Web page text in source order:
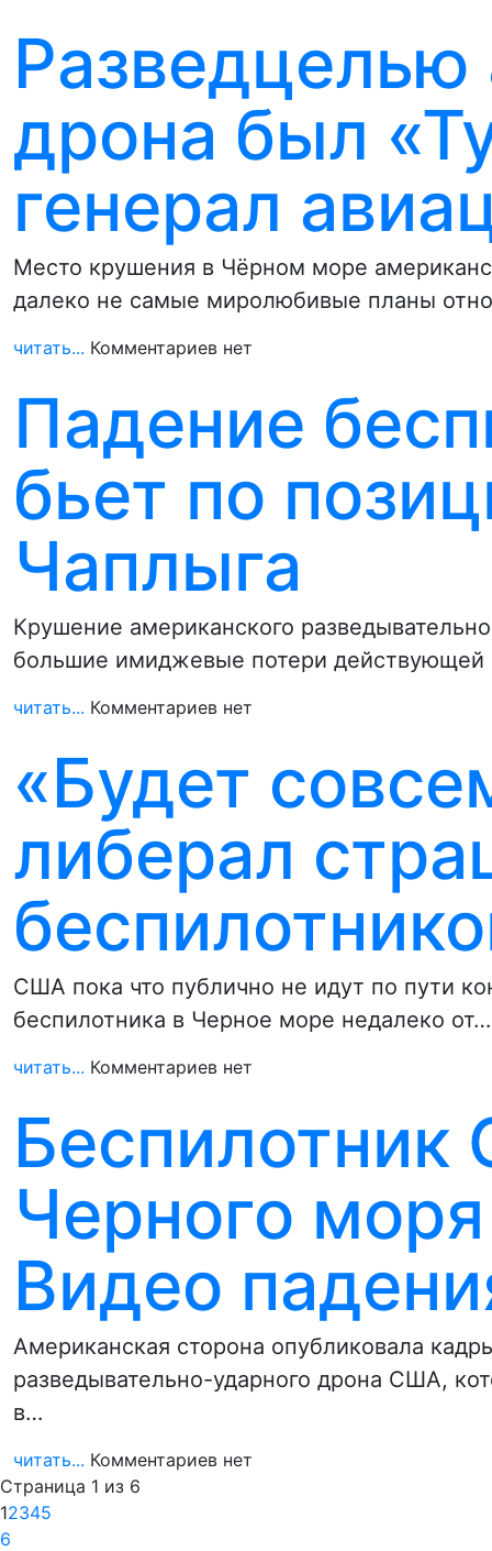
Разведцелью
дрона был
генерал
Место крушения в Чёрном море
далеко не самые миролюбивые планы
читать... Комментариев нет
Падение
бьет по
Чаплыга
Крушение американского
большие имиджевые потери
читать... Комментариев нет
«Будет
либерал
США пока что публично не идут по пути
беспилотника в Черное море недалеко от…
читать... Комментариев нет
Черного
Видео
Американская сторона опубликовала
разведывательно-ударного дрона США,
в…
читать... Комментариев нет
Страница 1 из 6
12345
6